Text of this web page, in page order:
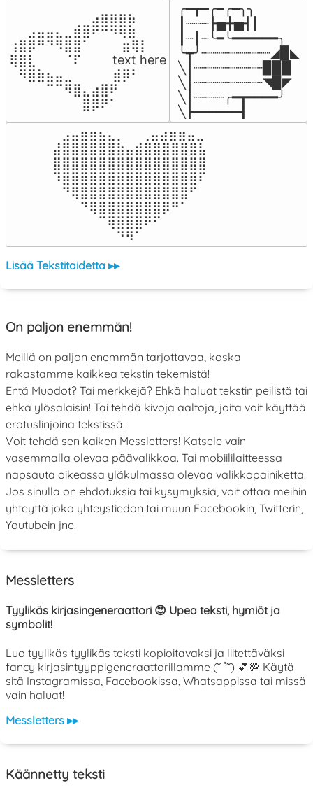
⠀⠀⠀⠀⠀⠀⠀⠀⠀⣠⣶⣶⣶⣦⠀⠀
⠀⠀⣠⣤⣤⣄⣀⣾⣿⠟⠛⠻⢿⣷⠀
⢰⣿⡿⠛⠙⠻⣿⣿⠁⠀⠀ ⠀⣶⢿⡇
⢿⣿⣇⠀⠀⠀⠈⠏⠀⠀⠀ text here
⠀⠻⣿⣷⣦⣤⣀⠀⠀⠀ ⠀⣾⡿⠃⠀
⠀⠀⠀⠀⠉⠉⠻⣿⣄⣴⣿⠟⠀⠀⠀
⠀⠀⠀⠀⠀⠀⠀⠀⣿⡿⠟⠁⠀⠀⠀
╭━┳━╭━╭━╮╮
┃┈┈┈┣▅╋▅┫┃
┃┈┃┈╰━╰━━━━━━╮
╰┳╯┈┈┈┈┈┈┈┈┈◢▉◣
╲┃┈┈┈┈┈┈┈┈┈▉▉▉
╲┃┈┈┈┈┈┈┈┈┈◥▉◤
╲┃┈┈┈┈╭━┳━━━━╯
╲┣━━━━━━┫﻿
⠀⣠⣤⣶⣶⣦⣄⡀  ⠀⢀⣤⣴⣶⣶⣤⣀⠀
⣼⣿⣿⣿⣿⣿⣿⣷⣤⣾⣿⣿⣿⣿⣿⣿⣧
⣿⣿⣿⣿⣿⣿⣿⣿⣿⣿⣿⣿⣿⣿⣿⣿⣿
⠹⣿⣿⣿⣿⣿⣿⣿⣿⣿⣿⣿⣿⣿⣿⣿⠏
⠀⠙⢿⣿⣿⣿⣿⣿⣿⣿⣿⣿⣿⣿⣿⠋⠀
⠀⠀⠀⠙⢿⣿⣿⣿⣿⣿⣿⣿⡿⠛⠁⠀⠀
⠀⠀⠀⠀⠀⠉⢿⣿⣿⣿⠟⠋⠀⠀⠀⠀⠀
⠀⠀⠀⠀⠀⠀⠀⠙⠻⠁⠀⠀⠀⠀⠀⠀⠀⠀⠀⠀⠀⠀⠀
Lisää Tekstitaidetta ▸▸
On paljon enemmän!
Meillä on paljon enemmän tarjottavaa, koska
rakastamme kaikkea tekstin tekemistä!
Entä Muodot? Tai merkkejä? Ehkä haluat tekstin peilistä tai
ehkä ylösalaisin! Tai tehdä kivoja aaltoja, joita voit käyttää
erotuslinjoina tekstissä.
Voit tehdä sen kaiken Messletters! Katsele vain
vasemmalla olevaa päävalikkoa. Tai mobiililaitteessa
napsauta oikeassa yläkulmassa olevaa valikkopainiketta.
Jos sinulla on ehdotuksia tai kysymyksiä, voit ottaa meihin
yhteyttä joko yhteystiedon tai muun Facebookin, Twitterin,
Youtubein jne.
Messletters
Tyylikäs kirjasingeneraattori 😍 Upea teksti, hymiöt ja
symbolit!
Luo tyylikäs tyylikäs teksti kopioitavaksi ja liitettäväksi
fancy kirjasintyyppigeneraattorillamme (˘ ³˘) 💕💯 Käytä
sitä Instagramissa, Facebookissa, Whatsappissa tai missä
vain haluat!
Messletters ▸▸
Käännetty teksti